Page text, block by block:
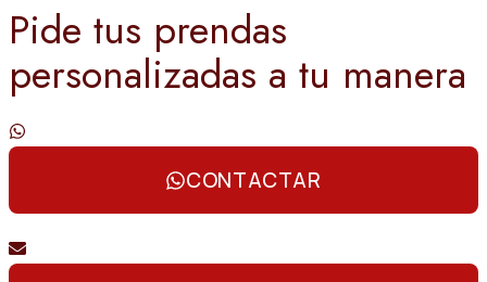
Pide tus prendas
personalizadas a tu manera
CONTACTAR